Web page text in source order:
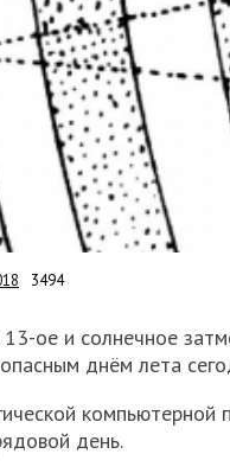
3494
ое и солнечное
днём лета
день.